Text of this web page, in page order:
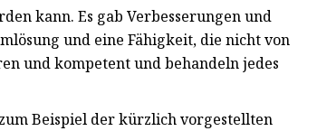
kann. Es gab Verbesserungen und
und eine Fähigkeit, die nicht von
und kompetent und behandeln jedes
Beispiel der kürzlich vorgestellten